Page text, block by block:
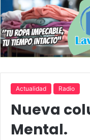
Actualidad Radio
Nueva
Mental.